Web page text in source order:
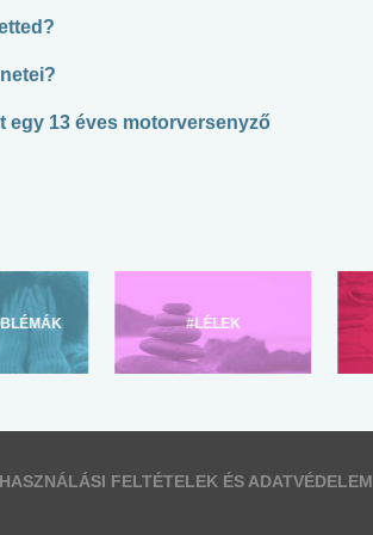
egy 13 éves motorversenyző
#LÉLEK
FELTÉTELEK ÉS ADATVÉDELEM